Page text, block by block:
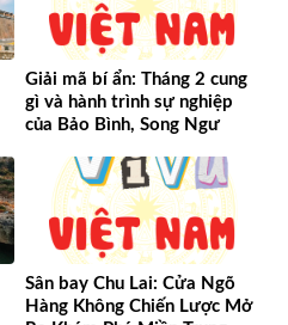
Giải mã bí ẩn: Tháng 2 cung
gì và hành trình sự nghiệp
của Bảo Bình, Song Ngư
Sân bay Chu Lai: Cửa Ngõ
Hàng Không Chiến Lược Mở